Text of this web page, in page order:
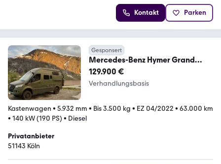
Kontakt Parken
Gesponsert
Mercedes-Benz Hymer Grand
Canyon S 4x4 V6 | OFFROAD |
AUTARK
129.900 €
Verhandlungsbasis
Kastenwagen • 5.932 mm • Bis 3.500 kg • EZ 04/2022 • 63.000 km
• 140 kW (190 PS) • Diesel
Privatanbieter
51143 Köln